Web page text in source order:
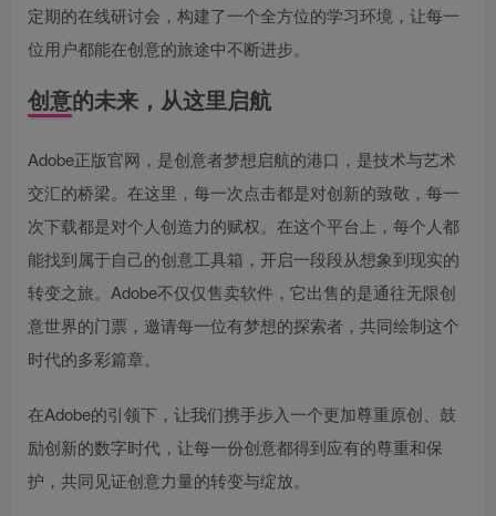
定期的在线研讨会，构建了一个全方位的学习环境，让每一
位用户都能在创意的旅途中不断进步。
创意的未来，从这里启航
Adobe正版官网，是创意者梦想启航的港口，是技术与艺术
交汇的桥梁。在这里，每一次点击都是对创新的致敬，每一
次下载都是对个人创造力的赋权。在这个平台上，每个人都
能找到属于自己的创意工具箱，开启一段段从想象到现实的
转变之旅。Adobe不仅仅售卖软件，它出售的是通往无限创
意世界的门票，邀请每一位有梦想的探索者，共同绘制这个
时代的多彩篇章。
在Adobe的引领下，让我们携手步入一个更加尊重原创、鼓
励创新的数字时代，让每一份创意都得到应有的尊重和保
护，共同见证创意力量的转变与绽放。